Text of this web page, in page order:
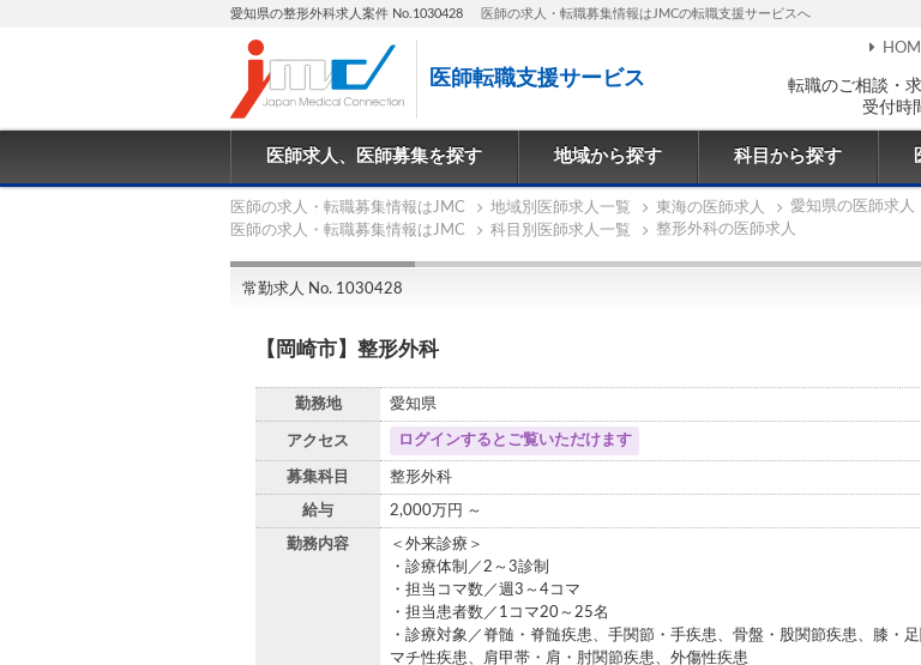
愛知県の整形外科求人案件 No.1030428 医師の求人・転職募集情報はJMCの転職支援サービスへ
医師転職支援サービス
転職のご相談・
受付時
医師求人、医師募集を探す 地域から探す 科目から探す
医師の求人・転職募集情報はJMC 地域別医師求人一覧 東海の医師求人
愛知県の医師求人
医師の求人・転職募集情報はJMC
科目別医師求人一覧 整形外科の医師求人
常勤求人 No. 1030428
【岡崎市】整形外科
勤務地 愛知県
アクセス ログインするとご覧いただけます
募集科目 整形外科
給与 2,000万円 ～
勤務内容
＜外来診療＞
・診療体制／2～3診制
・担当コマ数／週3～4コマ
・担当患者数／1コマ20～25名
・診療対象／脊髄・脊髄疾患、手関節・手疾患、骨盤・股関節疾患、膝・
マチ性疾患、肩甲帯・肩・肘関節疾患、外傷性疾患